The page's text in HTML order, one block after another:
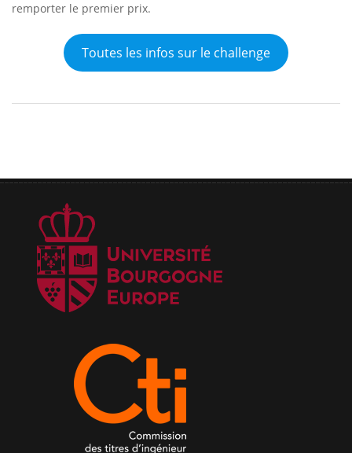
remporter le premier prix.
Toutes les infos sur le challenge